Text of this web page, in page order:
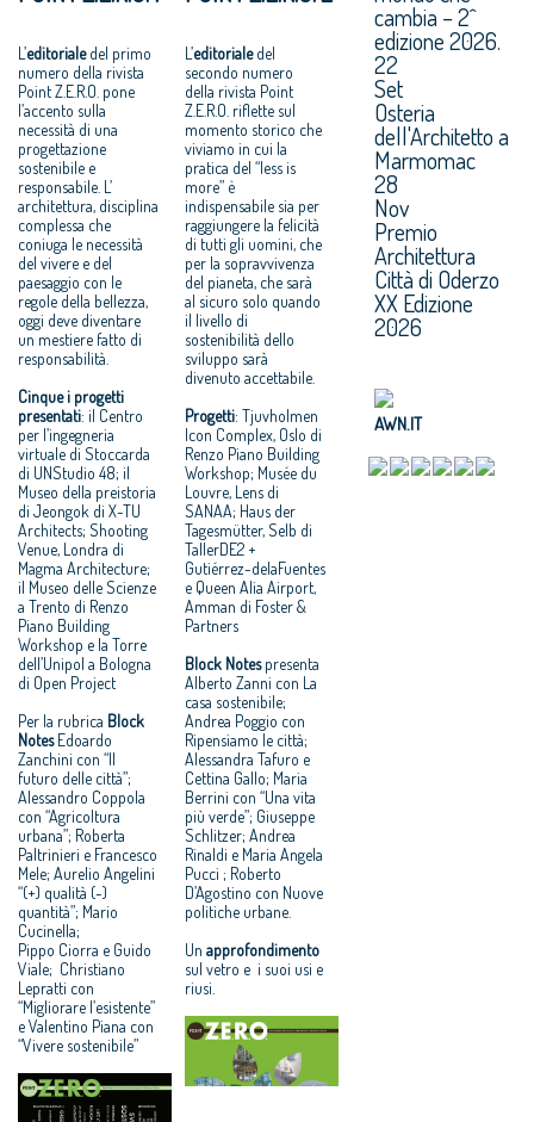
L’editorialedel primo
numero della rivista
Point Z.E.R.O. pone
l’accento sulla
necessità di una
progettazione
sostenibile e
responsabile. L’
architettura, disciplina
complessa che
coniuga le necessità
del vivere e del
paesaggio con le
regole della bellezza,
oggi deve diventare
un mestiere fatto di
responsabilità.
Cinque i progetti
presentati: il Centro
per l’ingegneria
virtuale di Stoccarda
di UNStudio 48; il
Museo della preistoria
di Jeongok di X-TU
Architects; Shooting
Venue, Londra di
Magma Architecture;
il Museo delle Scienze
a Trento di Renzo
Piano Building
Workshop e la Torre
dell’Unipol a Bologna
di Open Project
Per la rubrica Block
NotesEdoardo
Zanchini con “Il
futuro delle città”;
Alessandro Coppola
con “Agricoltura
urbana”; Roberta
Paltrinieri e Francesco
Mele; Aurelio Angelini
“(+) qualità (-)
quantità”; Mario
Cucinella;
Pippo Ciorra e Guido
Viale; Christiano
Lepratti con
“Migliorare l’esistente”
e Valentino Piana con
“Vivere sostenibile”
L’editorialedel
secondo numero
della rivista Point
Z.E.R.O. riflette sul
momento storico che
viviamo in cui la
pratica del “less is
more” è
indispensabile sia per
raggiungere la felicità
di tutti gli uomini, che
per la sopravvivenza
del pianeta, che sarà
al sicuro solo quando
il livello di
sostenibilità dello
sviluppo sarà
divenuto accettabile.
Progetti: Tjuvholmen
Icon Complex, Oslo di
Renzo Piano Building
Workshop; Musée du
Louvre, Lens di
SANAA; Haus der
Tagesmütter, Selb di
TallerDE2 +
Gutiérrez-delaFuentes
e Queen Alia Airport,
Amman di Foster &
Partners
Block Notespresenta
Alberto Zanni con La
casa sostenibile;
Andrea Poggio con
Ripensiamo le città;
Alessandra Tafuro e
Cettina Gallo; Maria
Berrini con “Una vita
più verde”; Giuseppe
Schlitzer; Andrea
Rinaldi e Maria Angela
Pucci ; Roberto
D’Agostino con Nuove
politiche urbane.
Un approfondimento
sul vetro e i suoi usi e
riusi.
cambia – 2^
edizione 2026.
22
Set
Osteria
dell'Architetto a
Marmomac
28
Nov
Premio
Architettura
Città di Oderzo
XX Edizione
2026
AWN.IT